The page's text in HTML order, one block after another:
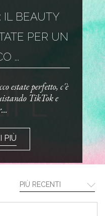
IL BEAUTY
PER UN
...
estate perfetto, c'è
TikTok e
PIÙ
PIÙ RECENTI